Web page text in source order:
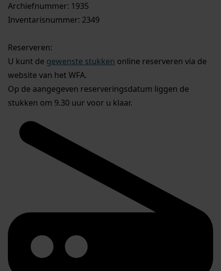
Archiefnummer: 1935
Inventarisnummer: 2349
Reserveren:
U kunt de gewenste stukken online reserveren via de
website van het WFA.
Op de aangegeven reserveringsdatum liggen de
stukken om 9.30 uur voor u klaar.